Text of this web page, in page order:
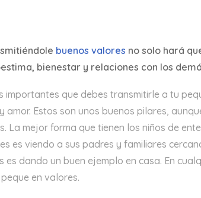
buenos valores no solo hará
bienestar y relaciones con los
importantes que debes transmitirle a tu
Estos son unos buenos pilares,
La mejor forma que tienen los niños de
es viendo a sus padres y familiares
dando un buen ejemplo en casa. En
en valores.